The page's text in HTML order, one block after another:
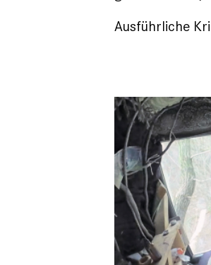
Ausführliche